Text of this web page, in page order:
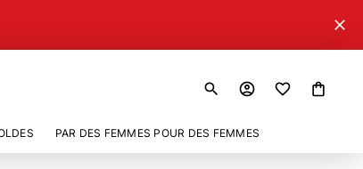
close
search account_circle shopping_bag
PAR DES FEMMES POUR DES FEMMES